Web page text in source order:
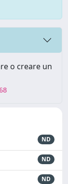
o creare un
ND
ND
ND